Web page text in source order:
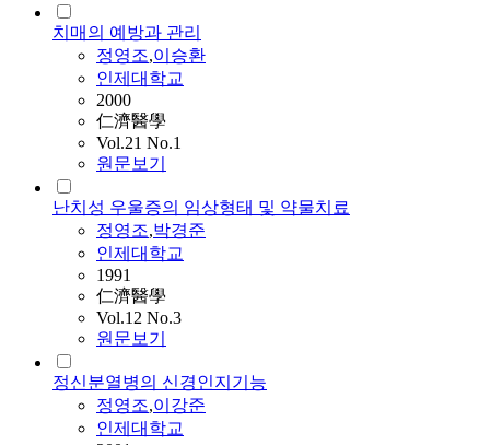
치매의 예방과 관리
정영조,이승환
인제대학교
2000
仁濟醫學
Vol.21 No.1
원문보기
난치성 우울증의 임상형태 및 약물치료
정영조,박경준
인제대학교
1991
仁濟醫學
Vol.12 No.3
원문보기
정신분열병의 신경인지기능
정영조,이강준
인제대학교